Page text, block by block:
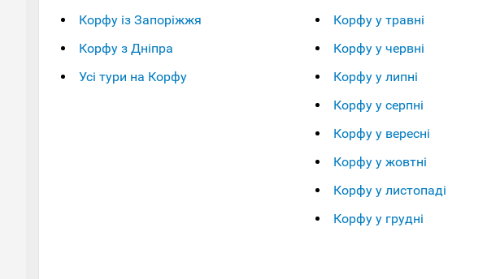
Корфу із Запоріжжя
Корфу з Дніпра
Усі тури на Корфу
Корфу у травні
Корфу у червні
Корфу у липні
Корфу у серпні
Корфу у вересні
Корфу у жовтні
Корфу у листопаді
Корфу у грудні